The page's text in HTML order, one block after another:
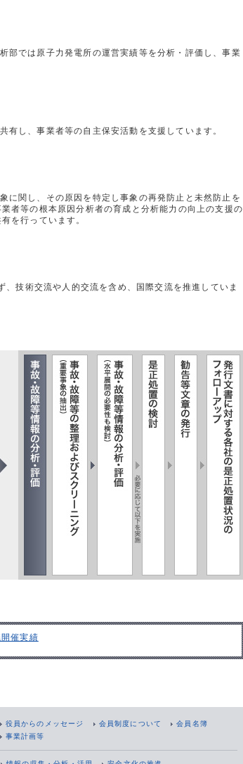
部では原子力発電所の運営実績等を分析・評価し、事業
有し、事業者等の自主保安活動を支援しています。
に関し、その原因を特定し事象の再発防止と未然防止を
者等の根本原因分析者の育成と分析能力の向上の支援の
を行っています。
技術交流や人的交流を含め、国際交流を推進していま
催実績
役員からのメッセージ 会員制度について
会員名簿
事業計画等